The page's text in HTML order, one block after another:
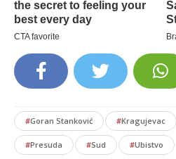
#Goran Stanković #Kragujevac
#Presuda #Sud #Ubistvo